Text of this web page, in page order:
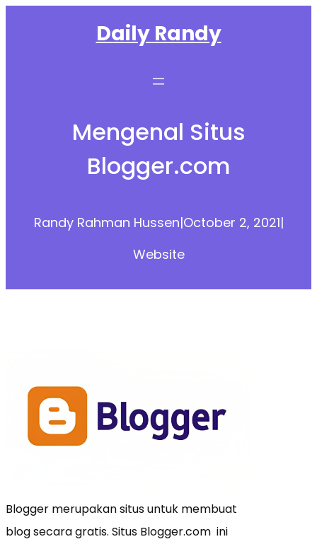
Daily Randy
Mengenal Situs
Blogger.com
Randy Rahman Hussen|October 2, 2021|
Website
Blogger merupakan situs untuk membuat
blog secara gratis. Situs Blogger.com ini